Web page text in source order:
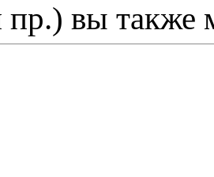
пр.) вы также